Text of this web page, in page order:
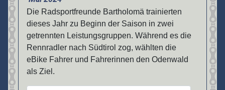
Die Radsportfreunde Bartholomä trainierten
dieses Jahr zu Beginn der Saison in zwei
getrennten Leistungsgruppen. Während es die
Rennradler nach Südtirol zog, wählten die
eBike Fahrer und Fahrerinnen den Odenwald
als Ziel.